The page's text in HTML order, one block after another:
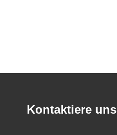
Kontaktiere uns